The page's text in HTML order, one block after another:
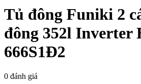
Tủ đông Funiki 2
đông 352l Inverter
666S1Đ2
0 đánh giá